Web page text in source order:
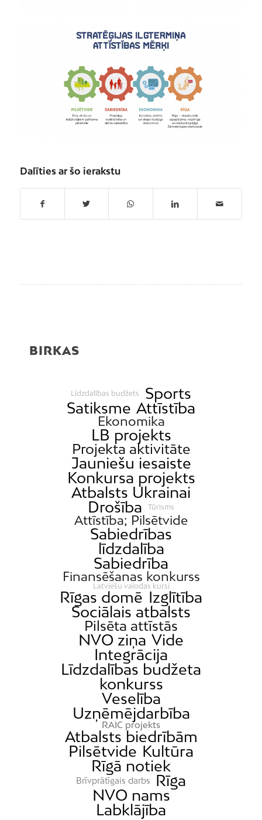
Dalīties ar šo ierakstu
BIRKAS
Līdzdalības budžets
Sports
Satiksme Attīstība
Ekonomika
LB projekts
Projekta aktivitāte
Jauniešu iesaiste
Konkursa projekts
Atbalsts Ukrainai
Drošība
Tūrisms
Attīstība; Pilsētvide
Sabiedrības
līdzdalība
Sabiedrība
Finansēšanas konkurss
Latviešu valodas kursi
Rīgas domē Izglītība
Sociālais atbalsts
Pilsēta attīstās
NVO ziņa Vide
Integrācija
Līdzdalības budžeta
konkurss
Veselība
Uzņēmējdarbība
RAIC projekts
Atbalsts biedrībām
Pilsētvide Kultūra
Rīgā notiek
Brīvprātīgais darbs
Rīga
NVO nams
Labklājība